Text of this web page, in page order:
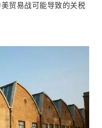
贸易战可能导致的关税